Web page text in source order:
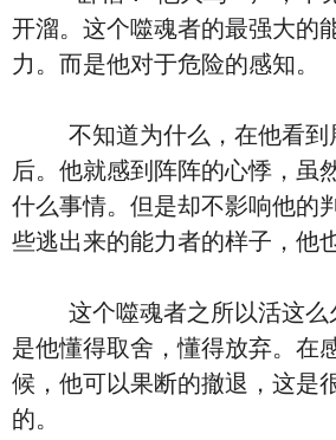
开溜。这个噬魂者的最强大的
力。而是他对于危险的感知。
不知道为什么，在他看到
后。他就感到阵阵的心悸，虽
什么事情。但是却不影响他的
些逃出来的能力者的样子，他
这个噬魂者之所以活这么
是他懂得取舍，懂得放弃。在
候，他可以果断的撤退，这是
的。